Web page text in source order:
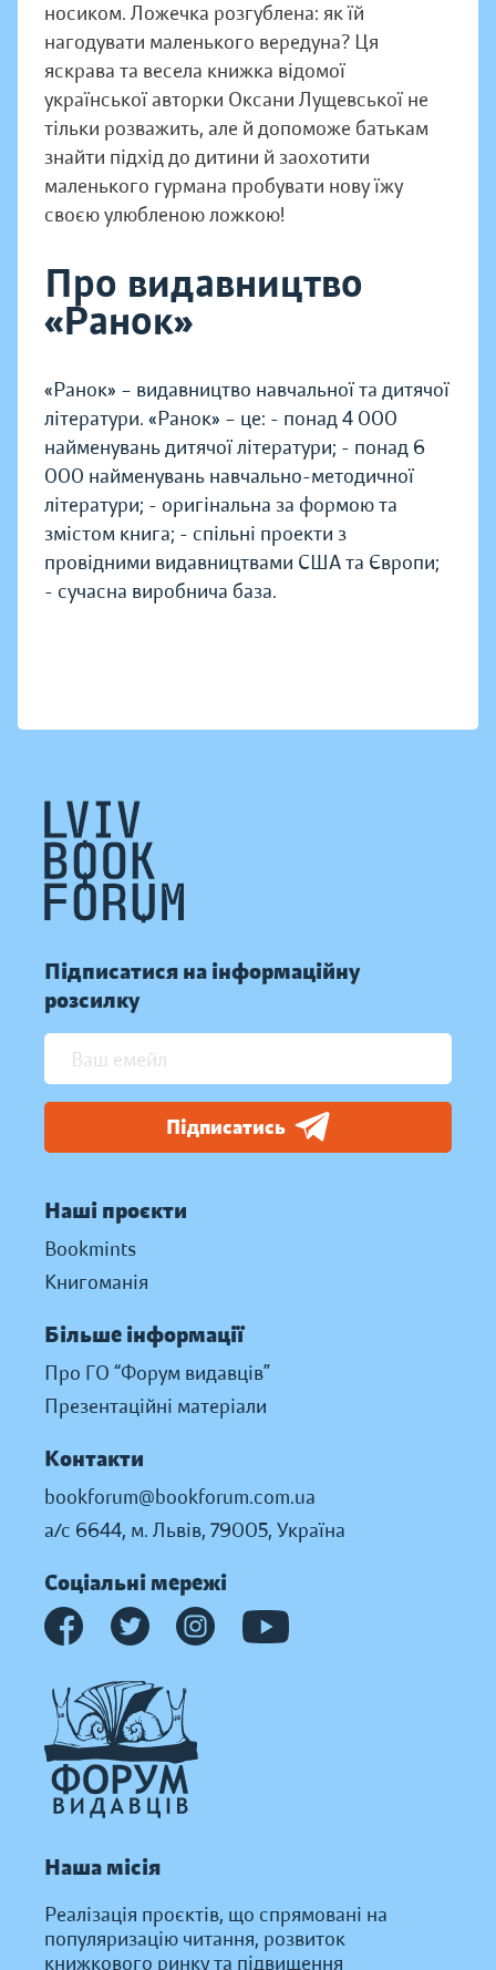
носиком. Ложечка розгублена: як їй
нагодувати маленького вередуна? Ця
яскрава та весела книжка відомої
української авторки Оксани Лущевської не
тільки розважить, але й допоможе батькам
знайти підхід до дитини й заохотити
маленького гурмана пробувати нову їжу
своєю улюбленою ложкою!
Про видавництво
«Ранок»
«Ранок» – видавництво навчальної та дитячої
літератури. «Ранок» – це: - понад 4 000
найменувань дитячої літератури; - понад 6
000 найменувань навчально-методичної
літератури; - оригінальна за формою та
змістом книга; - спільні проекти з
провідними видавництвами США та Європи;
- сучасна виробнича база.
Підписатися на інформаційну
розсилку
Підписатись
Наші проєкти
Bookmints
Книгоманія
Більше інформації
Про ГО “Форум видавців”
Презентаційні матеріали
Контакти
bookforum@bookforum.com.ua
а/с 6644, м. Львів, 79005, Україна
Соціальні мережі
Наша місія
Реалізація проєктів, що спрямовані на
популяризацію читання, розвиток
книжкового ринку та підвищення